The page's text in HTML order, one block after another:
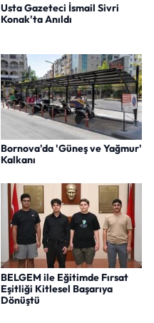
Usta Gazeteci İsmail Sivri
Konak'ta Anıldı
Bornova'da 'Güneş ve Yağmur'
Kalkanı
BELGEM ile Eğitimde Fırsat
Eşitliği Kitlesel Başarıya
Dönüştü